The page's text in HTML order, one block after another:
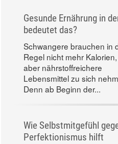
Gesunde Ernährung in
bedeutet das?
Schwangere brauchen in
Regel nicht mehr
aber nährstoffreichere
Lebensmittel zu sich
Denn ab Beginn der...
Wie Selbstmitgefühl
Perfektionismus hilft